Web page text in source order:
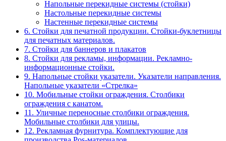
Напольные перекидные системы (стойки)
Настольные перекидные системы
Настенные перекидные системы
6. Стойки для печатной продукции. Стойки-буклетницы
для печатных материалов.
7. Стойки для баннеров и плакатов
8. Стойки для рекламы, информации. Рекламно-
информационные стойки.
9. Напольные стойки указатели. Указатели направления.
Напольные указатели «Стрелка»
10. Мобильные стойки ограждения. Столбики
ограждения с канатом.
11. Уличные переносные столбики ограждения.
Мобильные столбики для улицы.
12. Рекламная фурнитура. Комплектующие для